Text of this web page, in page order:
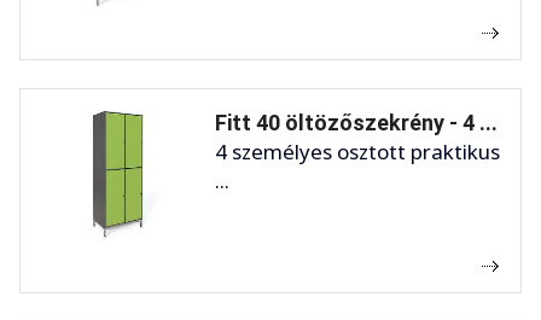
Fitt 40 öltözőszekrény - 4 ...
4 személyes osztott praktikus
...